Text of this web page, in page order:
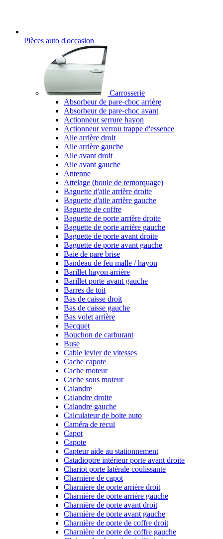
Pièces auto d'occasion
Carrosserie
Absorbeur de pare-choc arrière
Absorbeur de pare-choc avant
Actionneur serrure hayon
Actionneur verrou trappe d'essence
Aile arrière droit
Aile arrière gauche
Aile avant droit
Aile avant gauche
Antenne
Attelage (boule de remorquage)
Baguette d'aile arrière droite
Baguette d'aile arrière gauche
Baguette de coffre
Baguette de porte arrière droite
Baguette de porte arrière gauche
Baguette de porte avant droite
Baguette de porte avant gauche
Baie de pare brise
Bandeau de feu malle / hayon
Barillet hayon arrière
Barillet porte avant gauche
Barres de toit
Bas de caisse droit
Bas de caisse gauche
Bas volet arrière
Becquet
Bouchon de carburant
Buse
Cable levier de vitesses
Cache capote
Cache moteur
Cache sous moteur
Calandre
Calandre droite
Calandre gauche
Calculateur de boite auto
Caméra de recul
Capot
Capote
Capteur aide au stationnement
Catadioptre intérieur porte avant droite
Chariot porte latérale coulissante
Charnière de capot
Charnière de porte arrière droit
Charnière de porte arrière gauche
Charnière de porte avant droit
Charnière de porte avant gauche
Charnière de porte de coffre droit
Charnière de porte de coffre gauche